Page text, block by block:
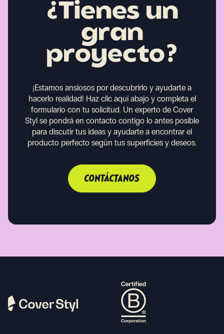
¿Tienes un
gran
proyecto?
¡Estamos ansiosos por descubrirlo y ayudarte a
hacerlo realidad! Haz clic aquí abajo y completa el
formulario con tu solicitud. Un experto de Cover
Styl se pondrá en contacto contigo lo antes posible
para discutir tus ideas y ayudarte a encontrar el
producto perfecto según tus superficies y deseos.
CONTÁCTANOS